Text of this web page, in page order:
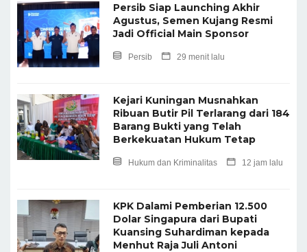
Persib Siap Launching Akhir
Agustus, Semen Kujang Resmi
Jadi Official Main Sponsor
Persib 29 menit lalu
Kejari Kuningan Musnahkan
Ribuan Butir Pil Terlarang dari 184
Barang Bukti yang Telah
Berkekuatan Hukum Tetap
Hukum dan Kriminalitas 12 jam lalu
KPK Dalami Pemberian 12.500
Dolar Singapura dari Bupati
Kuansing Suhardiman kepada
Menhut Raja Juli Antoni